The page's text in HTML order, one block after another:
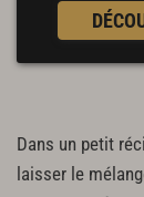
Dans un petit
laisser le